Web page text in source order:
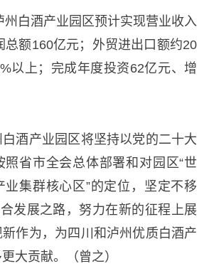
州白酒产业园区预计实现营业收入
总额160亿元；外贸进出口额约20
以上；完成年度投资62亿元、增
酒产业园区将坚持以党的二十大
照省市全会总体部署和对园区“世
业集群核心区”的定位，坚定不移
发展之路，努力在新的征程上展
作为，为四川和泸州优质白酒产
大贡献。（曾之）